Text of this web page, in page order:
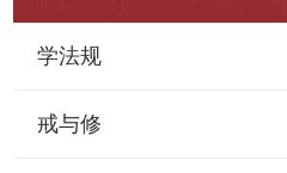
学法规
戒与修